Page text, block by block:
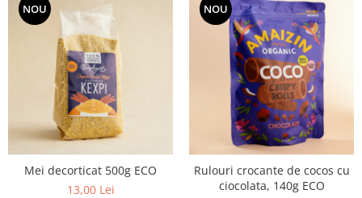
NOU
Mei decorticat 500g ECO
13,00 Lei
NOU
Rulouri crocante de cocos cu
ciocolata, 140g ECO